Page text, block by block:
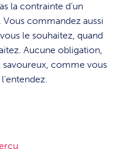
la contrainte d’un
commandez aussi
le souhaitez, quand
Aucune obligation,
savoureux, comme vous
l’entendez.